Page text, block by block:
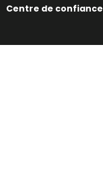
Centre de confiance